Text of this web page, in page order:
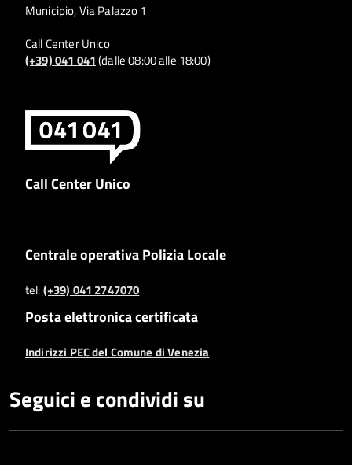
Municipio, Via Palazzo 1
Call Center Unico
(+39) 041 041(dalle 08:00 alle 18:00)
Call Center Unico
Centrale operativa Polizia Locale
tel.(+39) 041 2747070
Posta elettronica certificata
Indirizzi PEC del Comune di Venezia
Seguici e condividi su